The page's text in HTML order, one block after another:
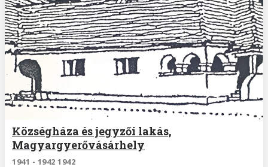
Községháza és jegyzői lakás,
Magyargyerővásárhely
1941 - 1942 1942